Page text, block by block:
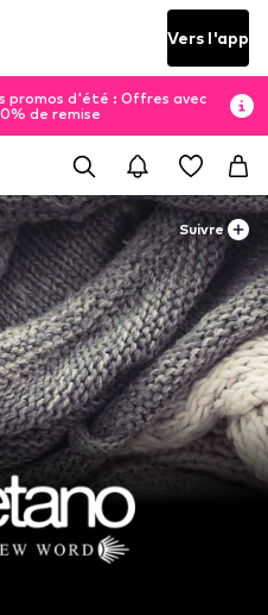
Vers l'app
promos d'été : Offres avec
de remise
Suivre